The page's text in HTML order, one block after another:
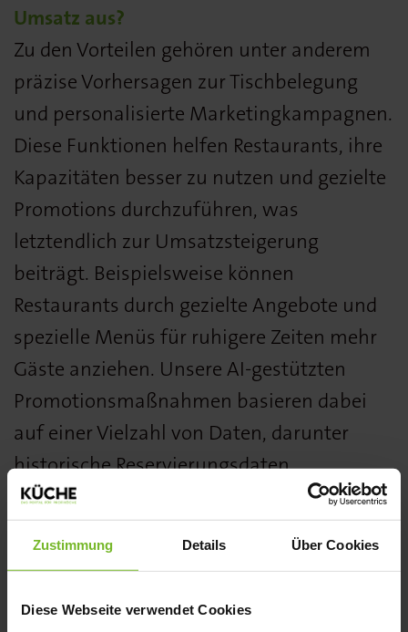
Zustimmung Details Über Cookies
Diese Webseite verwendet Cookies
Umsatz aus?
Zu den Vorteilen gehören unter anderem
präzise Vorhersagen zur Tischbelegung
und personalisierte Marketingkampagnen.
Diese Funktionen helfen Restaurants, ihre
Kapazitäten besser zu nutzen und gezielte
Promotions durchzuführen, was
letztendlich zur Umsatzsteigerung
beiträgt. Beispielsweise können
Restaurants durch gezielte Angebote und
spezielle Menüs für ruhigere Zeiten mehr
Gäste anziehen. Unsere AI-gestützten
Promotionsmaßnahmen basieren dabei
auf einer Vielzahl von Daten, darunter
historische Reservierungsdaten,
Gästepräferenzen und aktuelle Trends. Die
KI analysiert diese Daten, um
personalisierte Angebote zu erstellen, die
gesendet werden. Dies erhöht die